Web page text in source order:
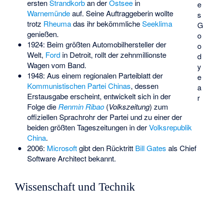
e
s
G
o
o
d
y
e
a
r
erstenStrandkorban derOstseein
Warnemündeauf. Seine Auftraggeberin wollte
trotz Rheumadas ihr bekömmlicheSeeklima
genießen.
1924: Beim größten Automobilhersteller der
Welt, Fordin Detroit, rollt der zehnmillionste
Wagen vom Band.
1948: Aus einem regionalen Parteiblatt der
Kommunistischen Partei Chinas, dessen
Erstausgabe erscheint, entwickelt sich in der
Folge die Renmin Ribao(Volkszeitung) zum
offiziellen Sprachrohr der Partei und zu einer der
beiden größten Tageszeitungen in derVolksrepublik
China.
2006: Microsoftgibt den Rücktritt Bill Gates als Chief
Software Architect bekannt.
Wissenschaft und Technik